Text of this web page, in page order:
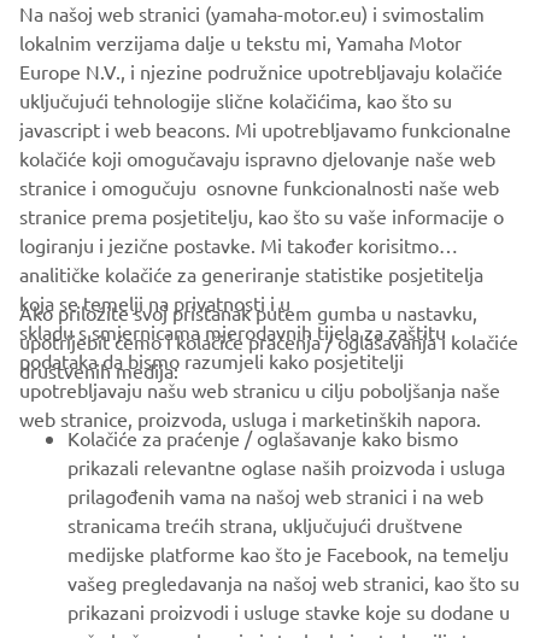
Yamaha će također dijeliti svoje znanje o golf industriji i
golf tehnologijama putem časopisa udruge, newslettera i
društvenih medijskih kanala. Partnerstvo predstavlja spoj
dviju najuglednijih golf marki u Europi, stvarajući savez
temeljen na zajedničkim vrijednostima i međusobnom
poštovanju.
CORPORATE
FOR BUSINESS
MORE YAMAHA
SUPPORT
Na našoj web stranici (yamaha-motor.eu) i svimostalim
lokalnim verzijama dalje u tekstu mi, Yamaha Motor
Europe N.V., i njezine podružnice upotrebljavaju kolačiće
uključujući tehnologije slične kolačićima, kao što su
javascript i web beacons. Mi upotrebljavamo funkcionalne
kolačiće koji omogučavaju ispravno djelovanje naše web
stranice i omogučuju osnovne funkcionalnosti naše web
stranice prema posjetitelju, kao što su vaše informacije o
logiranju i jezične postavke. Mi također korisitmo
analitičke kolačiće za generiranje statistike posjetitelja
koja se temelji na privatnosti i u
skladu s smjernicama mjerodavnih tijela za zaštitu
podataka da bismo razumjeli kako posjetitelji
upotrebljavaju našu web stranicu u cilju poboljšanja naše
web stranice, proizvoda, usluga i marketinških napora.
Ako priložite svoj pristanak putem gumba u nastavku,
upotrijebit ćemo i kolačiće praćenja / oglašavanja i kolačiće
društvenih medija:
Kolačiće za praćenje / oglašavanje kako bismo
prikazali relevantne oglase naših proizvoda i usluga
prilagođenih vama na našoj web stranici i na web
stranicama trećih strana, uključujući društvene
medijske platforme kao što je Facebook, na temelju
vašeg pregledavanja na našoj web stranici, kao što su
prikazani proizvodi i usluge stavke koje su dodane u